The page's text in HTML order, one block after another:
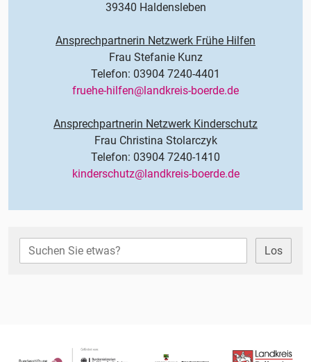
39340 Haldensleben
Ansprechpartnerin Netzwerk Frühe Hilfen
Frau Stefanie Kunz
Telefon: 03904 7240-4401
fruehe-hilfen@landkreis-boerde.de
Ansprechpartnerin Netzwerk Kinderschutz
Frau Christina Stolarczyk
Telefon: 03904 7240-1410
kinderschutz@landkreis-boerde.de
Los